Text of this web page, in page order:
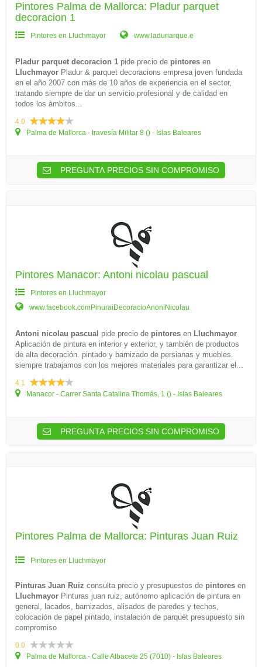
Pintores Palma de Mallorca: Pladur parquet
decoracion 1
Pintores en Lluchmayor www.laduriarque.e
Pladur parquet decoracion 1 pide precio de pintores en
Lluchmayor Pladur & parquet decoracions empresa joven fundada
en el año 2007 con más de 10 años de experiencia en el sector,
tratando siempre de dar un servicio profesional y de calidad en
todos los àmbitos...
4.0
Palma de Mallorca - travesía Militar 8 () - Islas Baleares
PREGUNTA PRECIOS SIN COMPROMISO
Pintores Manacor: Antoni nicolau pascual
Pintores en Lluchmayor
www.facebook.comPinuraiDecoracioAnoniNicolau
Antoni nicolau pascual pide precio de pintores en Lluchmayor
Aplicación de pintura en interior y exterior, y también de productos
de alta decoración. pintado y barnizado de persianas y muebles.
siempre trabajamos con los mejores materiales para garantizar el...
4.1
Manacor - Carrer Santa Catalina Thomás, 1 () - Islas Baleares
PREGUNTA PRECIOS SIN COMPROMISO
Pintores Palma de Mallorca: Pinturas Juan Ruiz
Pintores en Lluchmayor
Pinturas Juan Ruiz consulta precio y presupuestos de pintores en
Lluchmayor Pinturas juan ruiz, autónomo aplicación de pintura en
general, lacados, barnizados, alisados de paredes y techos,
colocación de papel pintado, instalación de parquét presupuesto sin
compromiso
0.0
Palma de Mallorca - Calle Albacete 25 (7010) - Islas Baleares